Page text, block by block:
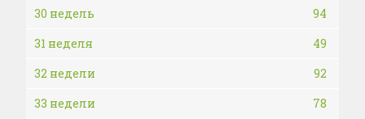
30 недель
94
31 неделя
49
32 недели
92
33 недели
78